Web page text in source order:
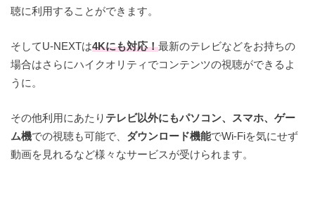
聴に利用することができます。
そしてU-NEXTは4Kにも対応！最新のテレビなどをお持ちの
場合はさらにハイクオリティでコンテンツの視聴ができるよ
うに。
その他利用にあたり テレビ以外にもパソコン、スマホ、ゲー
ム機での視聴も可能で、 ダウンロード機能でWi-Fiを気にせず
動画を見れるなど様々なサービスが受けられます。